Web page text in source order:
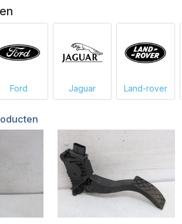
Ford Jaguar Land-rover